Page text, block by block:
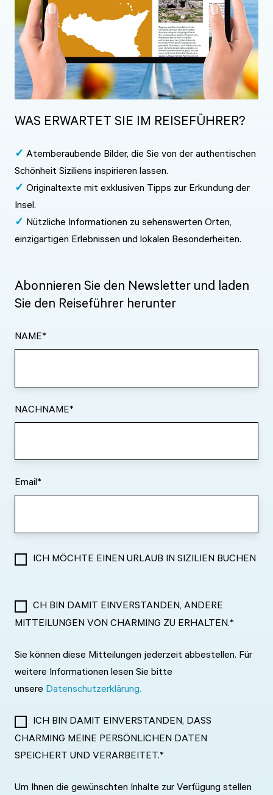
WAS ERWARTET SIE IM REISEFÜHRER?
✓ Atemberaubende Bilder, die Sie von der authentischen
Schönheit Siziliens inspirieren lassen.
✓ Originaltexte mit exklusiven Tipps zur Erkundung der
Insel.
✓ Nützliche Informationen zu sehenswerten Orten,
einzigartigen Erlebnissen und lokalen Besonderheiten.
Abonnieren Sie den Newsletter und laden
Sie den Reiseführer herunter
NAME*
NACHNAME*
Email*
ICH MÖCHTE EINEN URLAUB IN SIZILIEN BUCHEN
CH BIN DAMIT EINVERSTANDEN, ANDERE
MITTEILUNGEN VON CHARMING ZU ERHALTEN.*
Sie können diese Mitteilungen jederzeit abbestellen. Für
weitere Informationen lesen Sie bitte
unsere Datenschutzerklärung.
ICH BIN DAMIT EINVERSTANDEN, DASS
CHARMING MEINE PERSÖNLICHEN DATEN
SPEICHERT UND VERARBEITET.*
Um Ihnen die gewünschten Inhalte zur Verfügung stellen